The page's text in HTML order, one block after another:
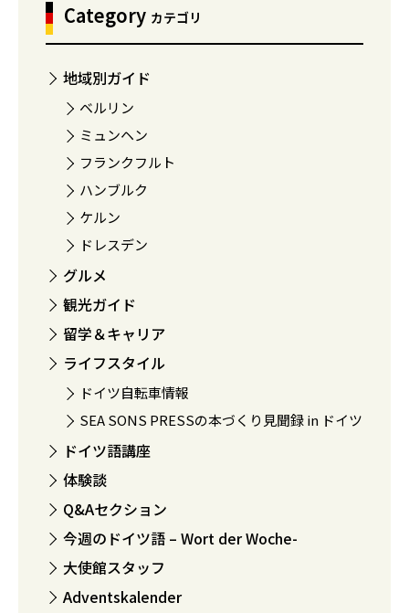
Category カテゴリ
地域別ガイド
ベルリン
ミュンヘン
フランクフルト
ハンブルク
ケルン
ドレスデン
グルメ
観光ガイド
留学＆キャリア
ライフスタイル
ドイツ自転車情報
SEA SONS PRESSの本づくり見聞録 in ドイツ
ドイツ語講座
体験談
Q&Aセクション
今週のドイツ語 – Wort der Woche-
大使館スタッフ
Adventskalender